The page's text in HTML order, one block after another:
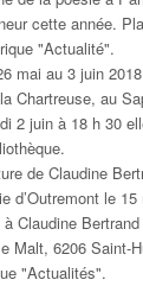
cette année.
"Actualité".
mai au 3 juin
Chartreuse, au
2 juin à 18 h 30
de Claudine
d’Outremont le
à Claudine
Malt, 6206 Saint-
"Actualités".